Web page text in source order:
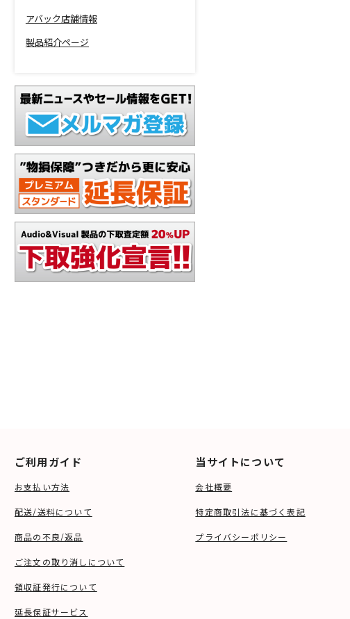
アバック店舗情報
製品紹介ページ
ご利用ガイド
お支払い方法
配送/送料について
商品の不良/返品
ご注文の取り消しについて
領収証発行について
延長保証サービス
当サイトについて
会社概要
特定商取引法に基づく表記
プライバシーポリシー